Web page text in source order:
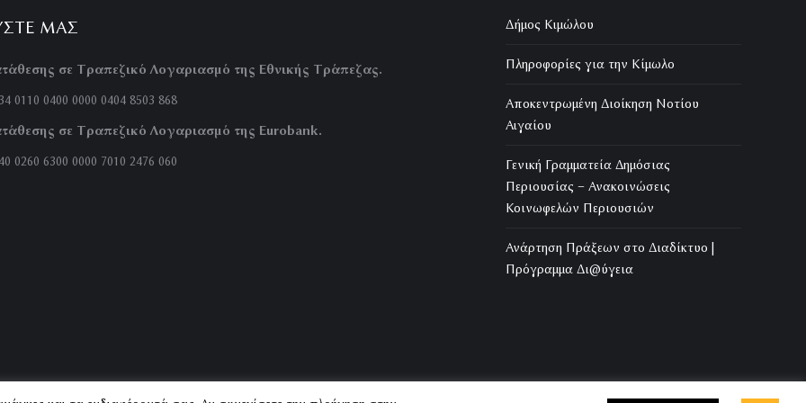
ΜΑΣ
σε Τραπεζικό Λογαριασμό της Εθνικής Τράπεζας.
0110 0400 0000 0404 8503 868
σε Τραπεζικό Λογαριασμό της Eurobank.
0260 6300 0000 7010 2476 060
Δήμος Κιμώλου
Πληροφορίες για την Κίμωλο
Αποκεντρωμένη Διοίκηση Νοτίου
Αιγαίου
Γενική Γραμματεία Δημόσιας
Περιουσίας – Ανακοινώσεις
Κοινωφελών Περιουσιών
Ανάρτηση Πράξεων στο Διαδίκτυο |
Πρόγραμμα Δι@ύγεια